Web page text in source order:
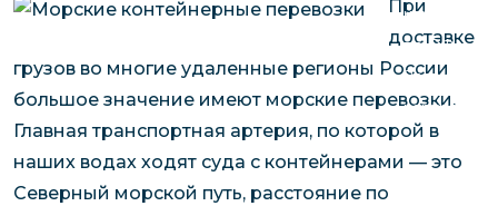
чартерных
по РФ
Заявка на
Якутия
перевозки
Якутию
чартерных
При
доставке
грузов во многие удаленные регионы России
большое значение имеют морские перевозки.
Главная транспортная артерия, по которой в
наших водах ходят суда с контейнерами — это
Северный морской путь, расстояние по